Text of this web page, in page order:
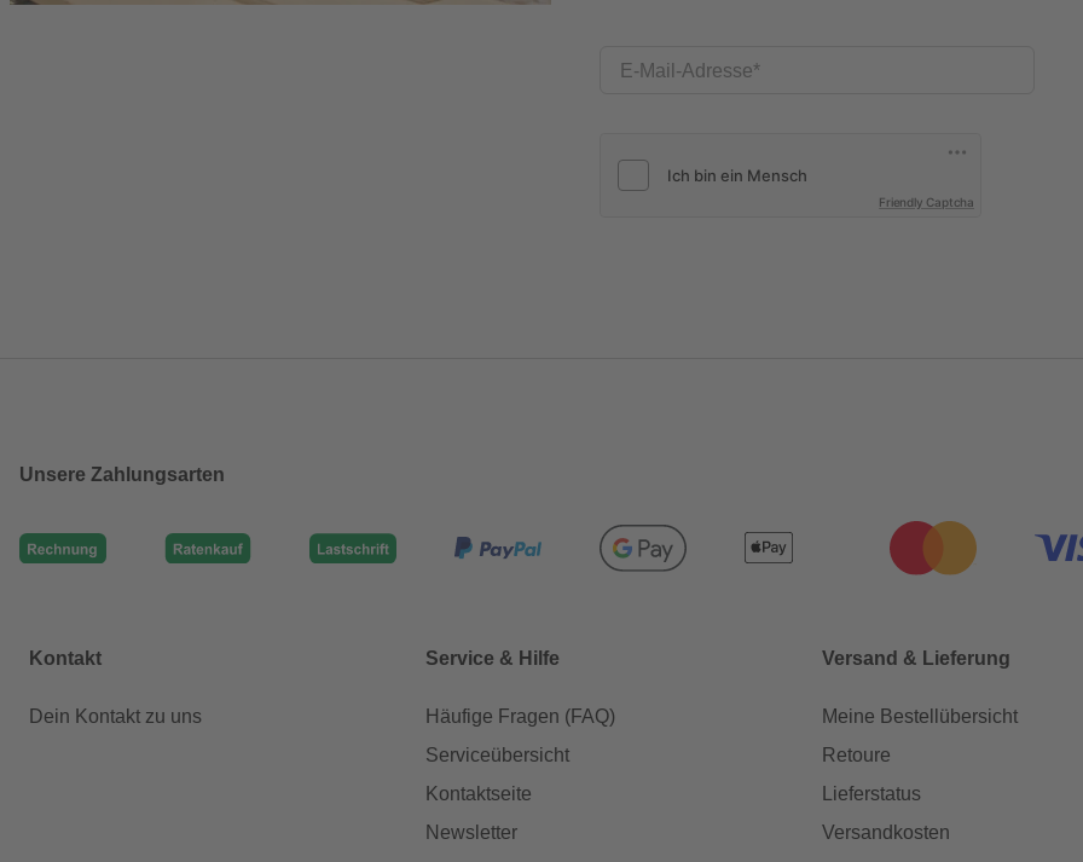
E-Mail-Adresse
Friendly Captcha
Unsere Zahlungsarten
Kontakt
Dein Kontakt zu uns
Service & Hilfe
Häufige Fragen (FAQ)
Serviceübersicht
Kontaktseite
Newsletter
Versand & Lieferung
Meine Bestellübersicht
Retoure
Lieferstatus
Versandkosten